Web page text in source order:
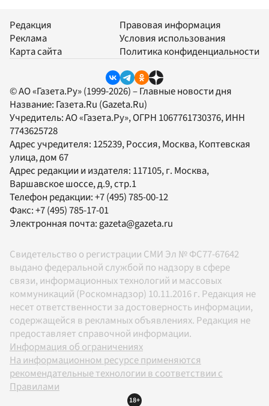
Редакция
Реклама
Карта сайта
Правовая информация
Условия использования
Политика конфиденциальности
© АО «Газета.Ру» (1999-2026) – Главные новости дня
Название: Газета.Ru (Gazeta.Ru)
Учредитель:АО «Газета.Ру», ОГРН 1067761730376, ИНН
7743625728
Адрес учредителя: 125239, Россия, Москва, Коптевская
улица, дом 67
Адрес редакции и издателя: 117105, г. Москва,
Варшавское шоссе, д.9, стр.1
Телефон редакции:+7 (495) 785-00-12
Факс:+7 (495) 785-17-01
Электронная почта: gazeta@gazeta.ru
Свидетельство о регистрации СМИ Эл № ФС77-67642
выдано федеральной службой по надзору в сфере
связи, информационных технологий и массовых
коммуникаций (Роскомнадзор) 10.11.2016 г. Редакция не
несет ответственности за достоверность информации,
содержащейся в рекламных объявлениях. Редакция не
предоставляет справочной информации.
Информация об ограничениях
На информационном ресурсе применяются
рекомендательные технологии в соответствии с
Правилами
18+